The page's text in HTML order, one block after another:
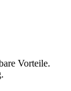
Vorteile.